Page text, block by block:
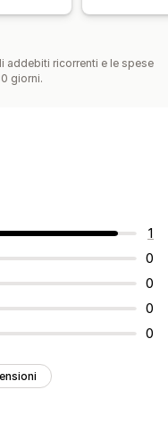
addebiti ricorrenti e le spese
giorni.
1
0
0
0
0